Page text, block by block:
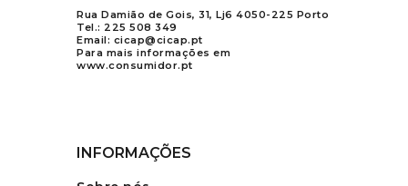
Rua Damião de Gois, 31, Lj6 4050-225 Porto
Tel.: 225 508 349
Email: cicap@cicap.pt
Para mais informações em
www.consumidor.pt
INFORMAÇÕES